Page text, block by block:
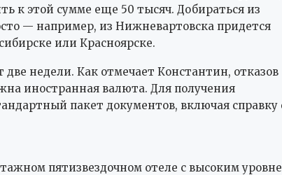
к этой сумме еще 50 тысяч. Добираться из
— например, из Нижневартовска придется
или Красноярске.
недели. Как отмечает Константин, отказов
иностранная валюта. Для получения
пакет документов, включая справку
пятизвездочном отеле с высоким